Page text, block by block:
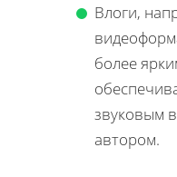
Влоги,
более
звуковым
автором.